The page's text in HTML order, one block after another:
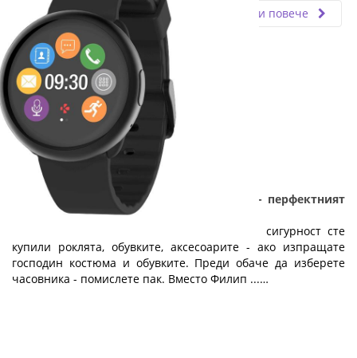
Прочети повече
Смарт часовник за смарт абитуриенти - перфектният
подарък за абитуриентски бал
24 май приближава неумолимо! Вече със сигурност сте
купили роклята, обувките, аксесоарите - ако изпращате
господин костюма и обувките. Преди обаче да изберете
часовника - помислете пак. Вместо Филип ...…